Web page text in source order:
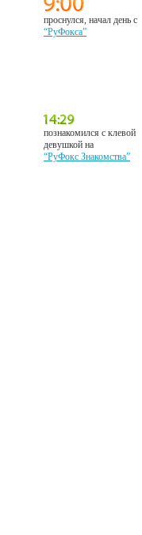
проснулся, начал день с
“РуФокса”
познакомился с клевой
девушкой на
“РуФокс Знакомства”